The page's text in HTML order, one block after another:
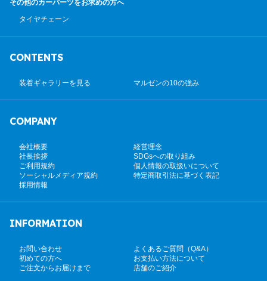
その他のカーパーツをお求めの方へ
タイヤチェーン
CONTENTS
装着ギャラリーを見る マルゼンの10の強み
COMPANY
会社概要
経営理念
社長挨拶
SDGsへの取り組み
ご利用規約
個人情報の取扱いについて
ソーシャルメディア規約
特定商取引法に基づく表記
採用情報
INFORMATION
お問い合わせ
よくあるご質問（Q&A）
初めての方へ
お支払い方法について
ご注文からお届けまで
店舗のご紹介